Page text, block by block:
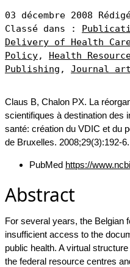
03 décembre 2008
Classé dans :
Delivery of Health
Policy, Health
Publishing , Journal
Claus B, Chalon PX. La
scientifiques à destination des
santé: création du VDIC et du
de Bruxelles. 2008;29(3):192-
PubMed https://
Abstract
For several years, the Belgian
insufficient access to the
public health. A virtual
the federal resource centres